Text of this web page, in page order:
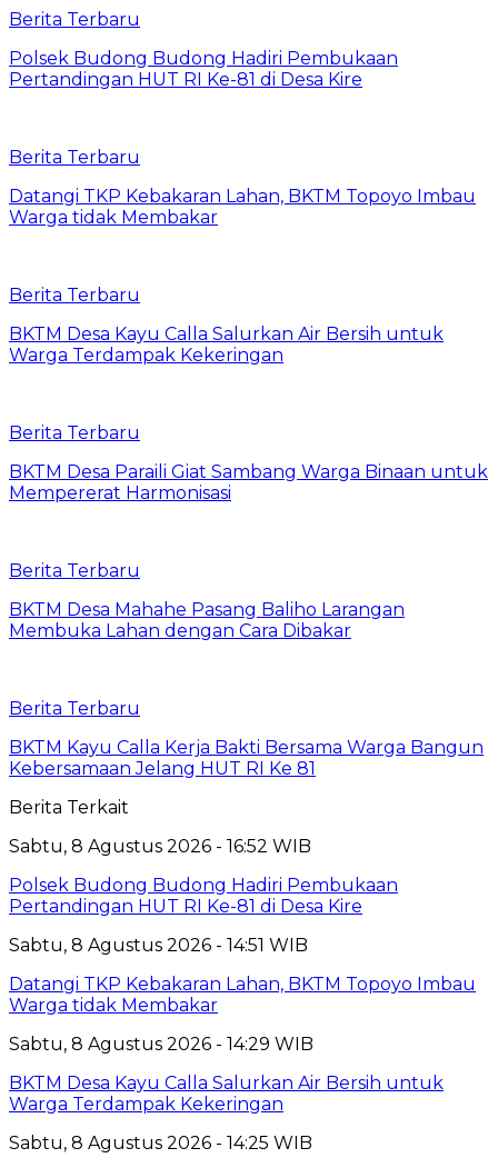
Berita Terbaru
Polsek Budong Budong Hadiri Pembukaan
Pertandingan HUT RI Ke-81 di Desa Kire
Berita Terbaru
Datangi TKP Kebakaran Lahan, BKTM Topoyo Imbau
Warga tidak Membakar
Berita Terbaru
BKTM Desa Kayu Calla Salurkan Air Bersih untuk
Warga Terdampak Kekeringan
Berita Terbaru
BKTM Desa Paraili Giat Sambang Warga Binaan untuk
Mempererat Harmonisasi
Berita Terbaru
BKTM Desa Mahahe Pasang Baliho Larangan
Membuka Lahan dengan Cara Dibakar
Berita Terbaru
BKTM Kayu Calla Kerja Bakti Bersama Warga Bangun
Kebersamaan Jelang HUT RI Ke 81
Berita Terkait
Sabtu, 8 Agustus 2026 - 16:52 WIB
Polsek Budong Budong Hadiri Pembukaan
Pertandingan HUT RI Ke-81 di Desa Kire
Sabtu, 8 Agustus 2026 - 14:51 WIB
Datangi TKP Kebakaran Lahan, BKTM Topoyo Imbau
Warga tidak Membakar
Sabtu, 8 Agustus 2026 - 14:29 WIB
BKTM Desa Kayu Calla Salurkan Air Bersih untuk
Warga Terdampak Kekeringan
Sabtu, 8 Agustus 2026 - 14:25 WIB